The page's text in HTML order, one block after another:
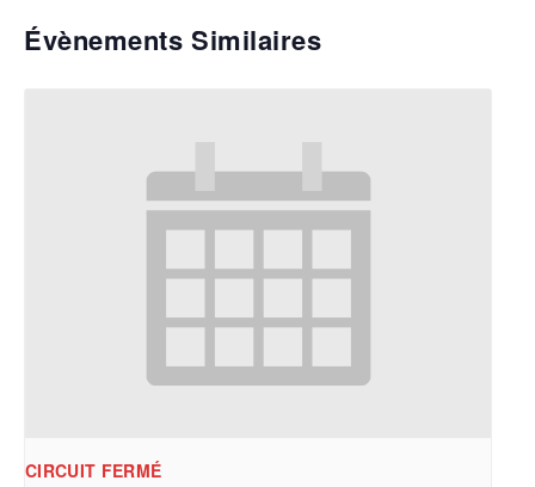
Évènements Similaires
CIRCUIT FERMÉ